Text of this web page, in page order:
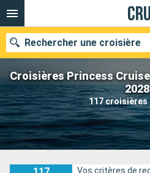
Croisières Princess
2028
117 croisières
Rechercher une croisière
Nos destinations
Mois de départ
Ports
Vos critères de